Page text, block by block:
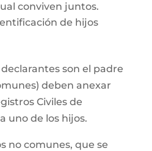
conviven juntos.
de hijos
son el padre
deben anexar
Civiles de
uno de los hijos.
no comunes, que se